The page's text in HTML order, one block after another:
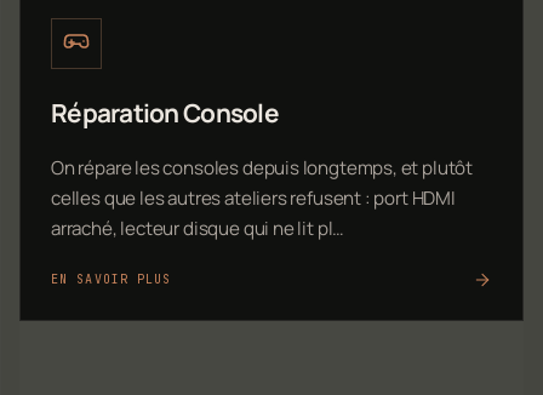
Réparation Console
On répare les consoles depuis longtemps, et plutôt
celles que les autres ateliers refusent : port HDMI
arraché, lecteur disque qui ne lit pl…
EN SAVOIR PLUS